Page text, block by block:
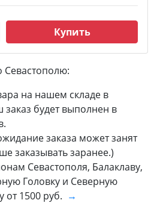
Купить
Севастополю:
на нашем складе в
заказ будет выполнен в
заказа может занят
заказывать заранее.)
Севастополя, Балаклаву,
Головку и Северную
от 1500 руб. →